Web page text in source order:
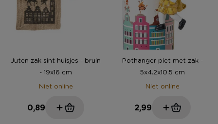
Juten zak sint huisjes - bruin
- 19x16 cm
Niet online
0,89
Pothanger piet met zak -
5x4.2x10.5 cm
Niet online
2,99